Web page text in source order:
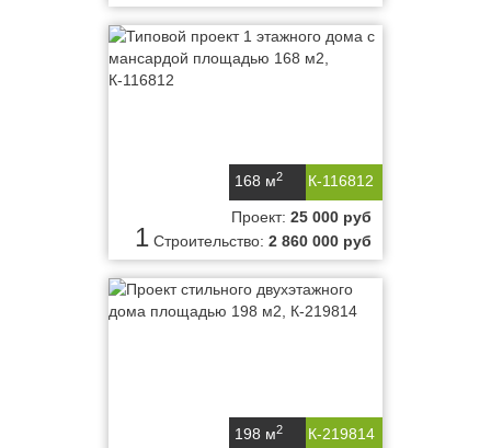
К-116812
168 м2
1
Проект: 25 000 руб
Строительство: 2 860 000 руб
К-219814
198 м2